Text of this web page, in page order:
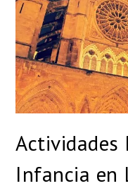
Actividades
Infancia en